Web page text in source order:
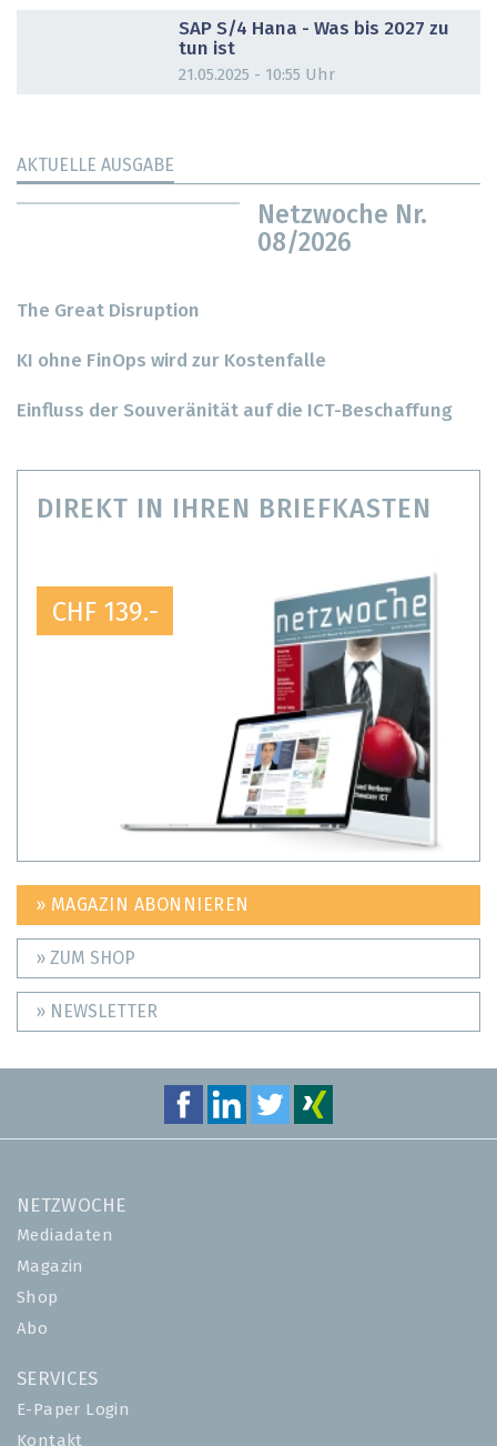
SAP S/4 Hana - Was bis 2027 zu
tun ist
21.05.2025 - 10:55 Uhr
AKTUELLE AUSGABE
Netzwoche Nr.
08/2026
The Great Disruption
KI ohne FinOps wird zur Kostenfalle
Einfluss der Souveränität auf die ICT-Beschaffung
DIREKT IN IHREN BRIEFKASTEN
CHF 139.-
» MAGAZIN ABONNIEREN
» ZUM SHOP
» NEWSLETTER
NETZWOCHE
Mediadaten
Magazin
Shop
Abo
SERVICES
E-Paper Login
Kontakt